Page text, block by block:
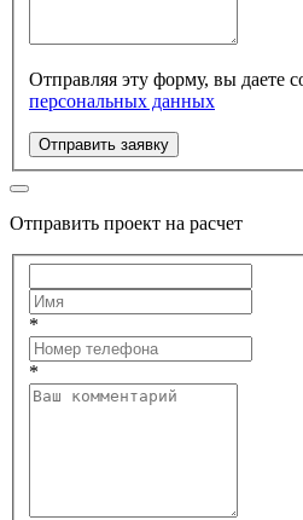
Отправляя эту форму, вы даете
персональных данных
Отправить заявку
Отправить проект на расчет
*
*